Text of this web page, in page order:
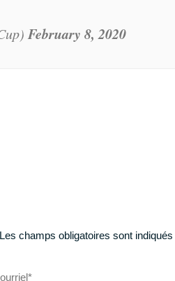
February 8, 2020
Les champs obligatoires sont